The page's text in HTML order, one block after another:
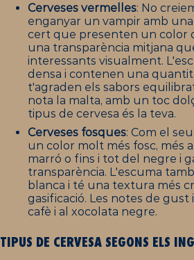
Cerveses vermelles: No
enganyar un vampir amb
cert que presenten un color
una transparència mitjana
interessants visualment.
densa i contenen una
t'agraden els sabors
nota la malta, amb un toc
tipus de cervesa és la teva.
Cerveses fosques: Com el
un color molt més fosc, més
marró o fins i tot del negre i
transparència. L'escuma
blanca i té una textura més
gasificació. Les notes de gust
cafè i al xocolata negre.
TIPUS DE CERVESA SEGONS ELS